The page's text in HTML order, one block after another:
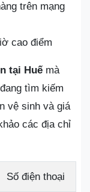
trên mạng
cao điểm
tại Huếmà
tìm kiếm
vệ sinh và giá
các địa chỉ
Số điện thoại